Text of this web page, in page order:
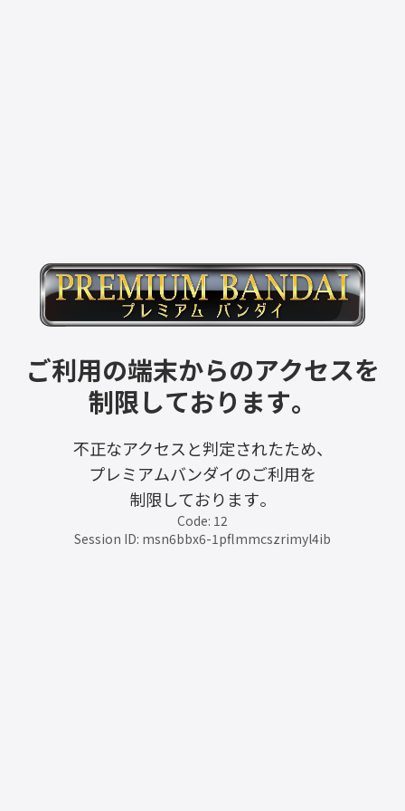
ご利用の端末からのアクセスを
制限しております。
不正なアクセスと判定されたため、
プレミアムバンダイのご利用を
制限しております。
Code: 12
Session ID: msn6bbx6-1pflmmcszrimyl4ib